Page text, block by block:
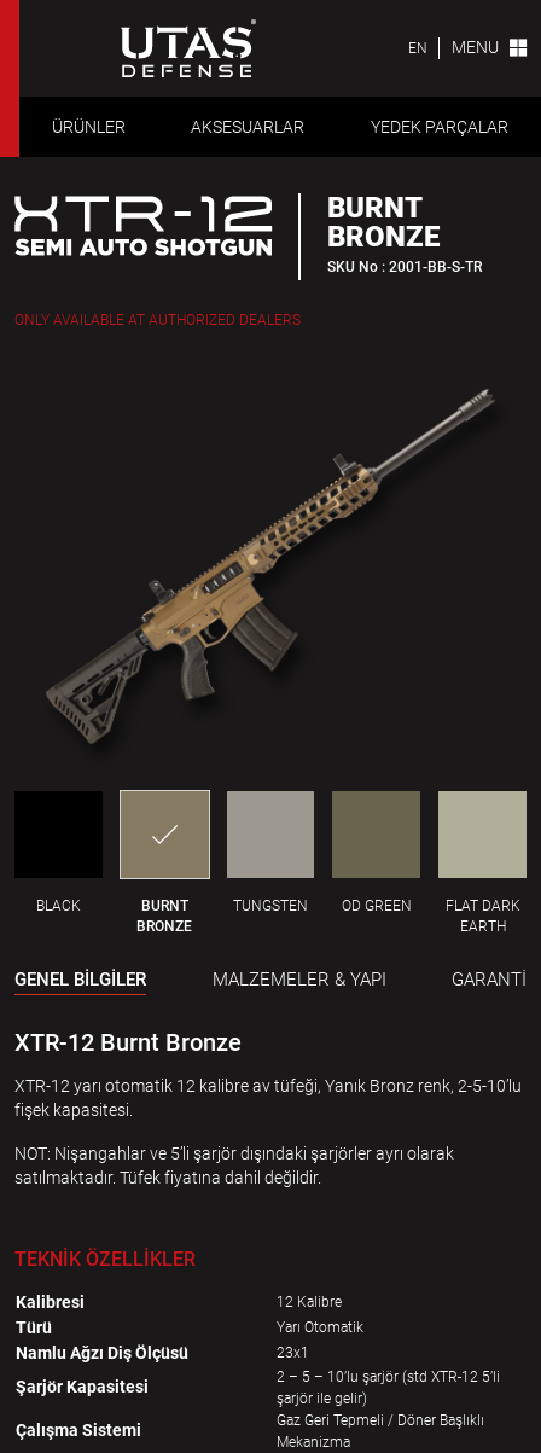
EN MENU
ÜRÜNLER AKSESUARLAR YEDEK PARÇALAR
BURNT
BRONZE
SKU No : 2001-BB-S-TR
ONLY AVAILABLE AT AUTHORIZED DEALERS
BLACK
BURNT
BRONZE
TUNGSTEN OD GREEN
FLAT DARK
EARTH
GENEL BİLGİLER MALZEMELER & YAPI GARANTİ
XTR-12 Burnt Bronze
XTR-12 yarı otomatik 12 kalibre av tüfeği, Yanık Bronz renk, 2-5-10’lu
fişek kapasitesi.
NOT: Nişangahlar ve 5’li şarjör dışındaki şarjörler ayrı olarak
satılmaktadır. Tüfek fiyatına dahil değildir.
TEKNİK ÖZELLİKLER
Kalibresi 12 Kalibre
Türü Yarı Otomatik
Namlu Ağzı Diş Ölçüsü 23x1
Şarjör Kapasitesi
2 – 5 – 10’lu şarjör (std XTR-12 5’li
şarjör ile gelir)
Çalışma Sistemi
Gaz Geri Tepmeli / Döner Başlıklı
Mekanizma